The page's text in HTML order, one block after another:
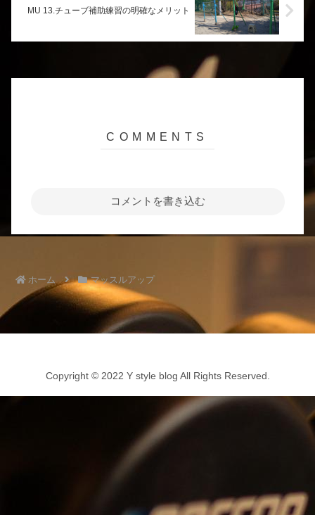
MU 13.チューブ補助練習の明確なメリット
コメントを書き込む
ホーム マッスルアップ
Copyright © 2022 Y style blog All Rights Reserved.